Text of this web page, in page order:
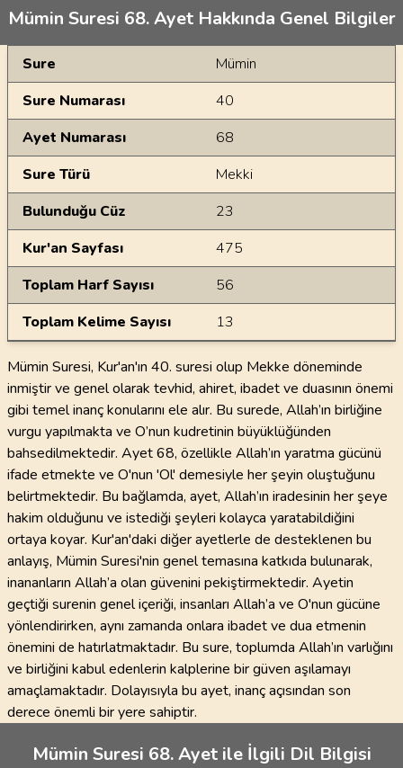
Mümin Suresi 68. Ayet Hakkında Genel Bilgiler
Genel Bilgiler
Sure
Mümin
Sure Numarası
40
Ayet Numarası
68
Sure Türü
Mekki
Bulunduğu Cüz
23
Kur'an Sayfası
475
Toplam Harf Sayısı
56
Toplam Kelime Sayısı
13
Mümin Suresi, Kur'an'ın 40. suresi olup Mekke döneminde
inmiştir ve genel olarak tevhid, ahiret, ibadet ve duasının önemi
gibi temel inanç konularını ele alır. Bu surede, Allah’ın birliğine
vurgu yapılmakta ve O’nun kudretinin büyüklüğünden
bahsedilmektedir. Ayet 68, özellikle Allah’ın yaratma gücünü
ifade etmekte ve O'nun 'Ol' demesiyle her şeyin oluştuğunu
belirtmektedir. Bu bağlamda, ayet, Allah’ın iradesinin her şeye
hakim olduğunu ve istediği şeyleri kolayca yaratabildiğini
ortaya koyar. Kur'an'daki diğer ayetlerle de desteklenen bu
anlayış, Mümin Suresi'nin genel temasına katkıda bulunarak,
inananların Allah’a olan güvenini pekiştirmektedir. Ayetin
geçtiği surenin genel içeriği, insanları Allah’a ve O'nun gücüne
yönlendirirken, aynı zamanda onlara ibadet ve dua etmenin
önemini de hatırlatmaktadır. Bu sure, toplumda Allah’ın varlığını
ve birliğini kabul edenlerin kalplerine bir güven aşılamayı
amaçlamaktadır. Dolayısıyla bu ayet, inanç açısından son
derece önemli bir yere sahiptir.
Mümin Suresi 68. Ayet ile İlgili Dil Bilgisi